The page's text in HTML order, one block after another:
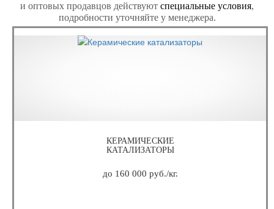
и оптовых продавцов действуют специальные условия,
подробности уточняйте у менеджера.
КЕРАМИЧЕСКИЕ
КАТАЛИЗАТОРЫ
до 160 000 руб./кг.